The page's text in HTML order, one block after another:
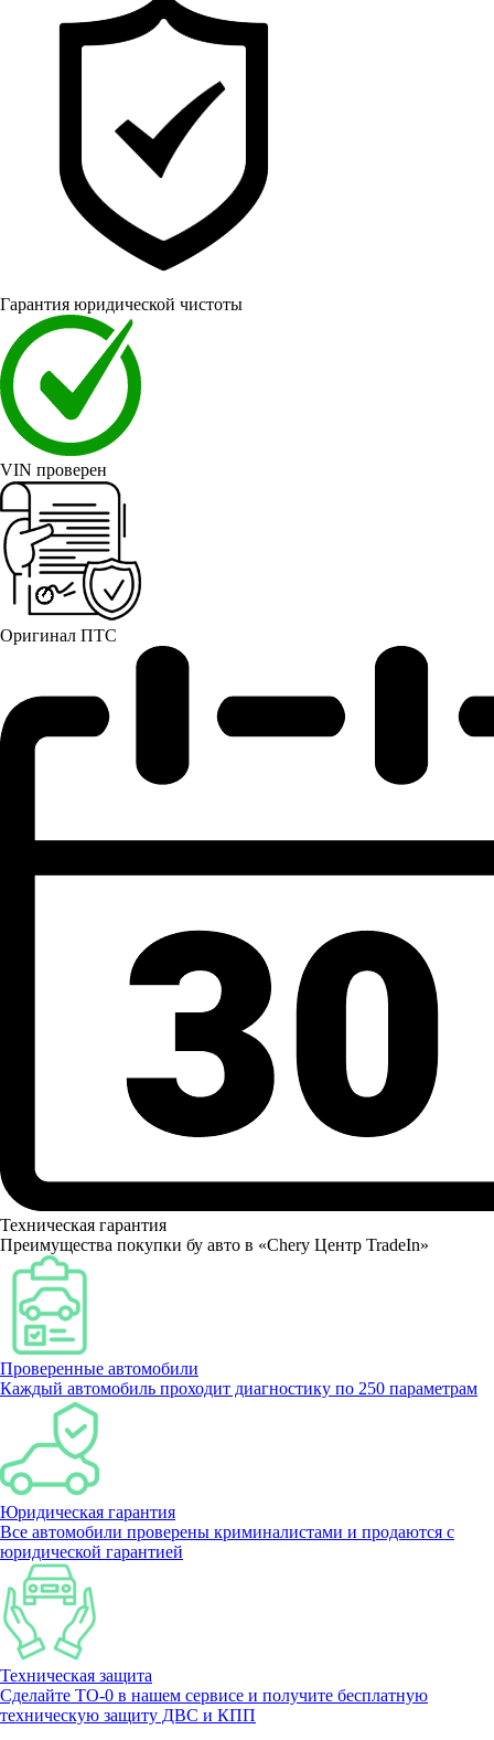
Гарантия юридической чистоты
VIN проверен
Оригинал ПТС
Техническая гарантия
Преимущества покупки бу авто в «Chery Центр TradeIn»
Проверенные автомобили
Каждый автомобиль проходит диагностику по 250 параметрам
Юридическая гарантия
Все автомобили проверены криминалистами и продаются с
юридической гарантией
Техническая защита
Сделайте ТО-0 в нашем сервисе и получите бесплатную
техническую защиту ДВС и КПП